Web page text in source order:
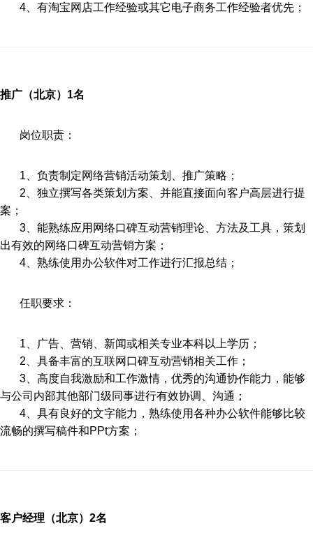
4、有淘宝网店工作经验或其它电子商务工作经验者优先；
推广（北京）1名
岗位职责：
1
负责制定网络营销活动策划、推广策略；
2
独立撰写各类策划方案、并能直接面向客户高层进行提
案；
3
能熟练应用网络口碑互动营销理论、方法及工具，策划
出有效的网络口碑互动营销方案；
4
熟练使用办公软件对工作进行汇报总结；
任职要求：
1
广告、营销、新闻或相关专业本科以上学历；
2
具备丰富的互联网口碑互动营销相关工作；
3
高度自我激励和工作激情，优秀的沟通协作能力，能够
与公司内部其他部门级同事进行有效协调、沟通；
4
具有良好的文字能力，熟练使用各种办公软件能够比较
流畅的撰写稿件和PPt方案；
客户经理（北京）2名